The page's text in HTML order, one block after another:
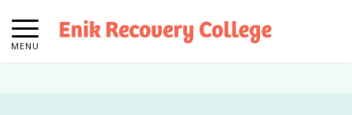
MENU